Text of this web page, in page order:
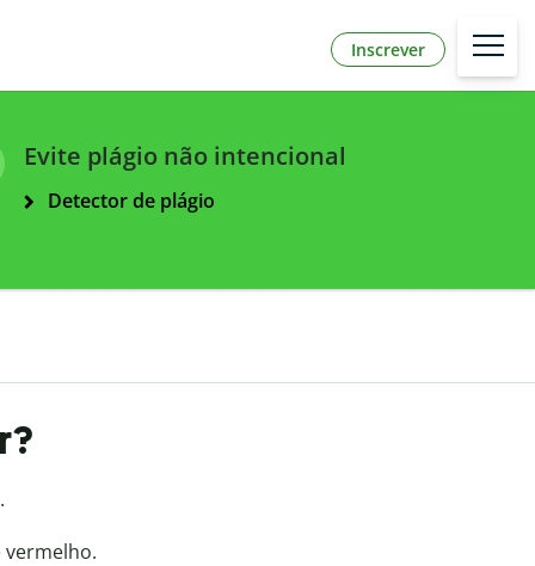
Inscrever
Evite plágio não intencional
Detector de plágio